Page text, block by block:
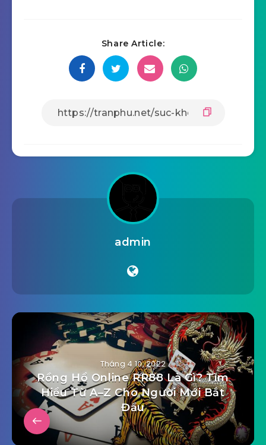
Share Article:
admin
Tháng 4 10, 2022
Rồng Hổ Online RR88 Là Gì? Tìm
Hiểu Từ A–Z Cho Người Mới Bắt
Đầu